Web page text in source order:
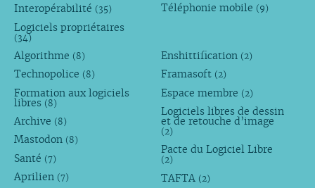
Interopérabilité (35)
Logiciels propriétaires
(34)
Téléphonie mobile (9)
Algorithme (8)
Technopolice (8)
Formation aux logiciels
libres (8)
Archive (8)
Mastodon (8)
Santé (7)
Aprilien (7)
Enshittification (2)
Framasoft (2)
Espace membre (2)
Logiciels libres de dessin
et de retouche d’image
(2)
Pacte du Logiciel Libre
(2)
TAFTA (2)